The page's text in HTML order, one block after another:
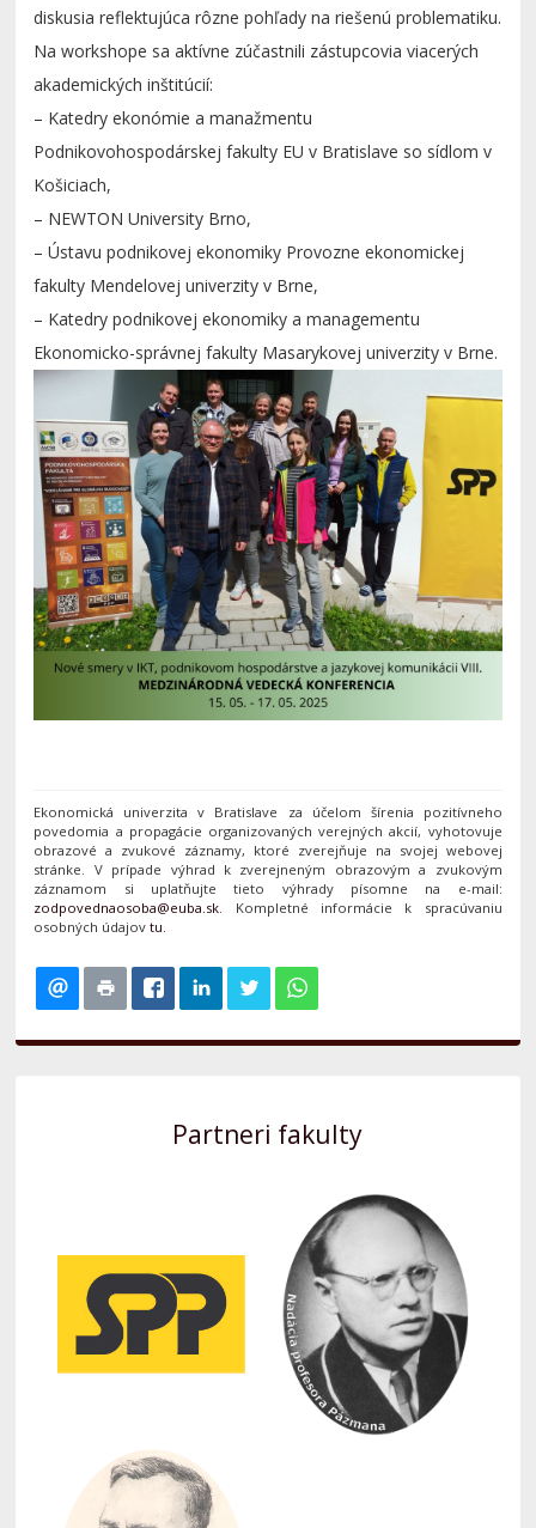
diskusia reflektujúca rôzne pohľady na riešenú problematiku.
Na workshope sa aktívne zúčastnili zástupcovia viacerých
akademických inštitúcií:
– Katedry ekonómie a manažmentu
Podnikovohospodárskej fakulty EU v Bratislave so sídlom v
Košiciach,
– NEWTON University Brno,
– Ústavu podnikovej ekonomiky Provozne ekonomickej
fakulty Mendelovej univerzity v Brne,
– Katedry podnikovej ekonomiky a managementu
Ekonomicko-správnej fakulty Masarykovej univerzity v Brne.
Ekonomická univerzita v Bratislave za účelom šírenia pozitívneho
povedomia a propagácie organizovaných verejných akcií, vyhotovuje
obrazové a zvukové záznamy, ktoré zverejňuje na svojej webovej
stránke. V prípade výhrad k zverejneným obrazovým a zvukovým
záznamom si uplatňujte tieto výhrady písomne na e-mail:
. Kompletné informácie k spracúvaniu
osobných údajovtu.
Partneri fakulty